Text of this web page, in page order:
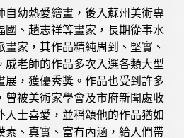
自幼熱愛繪畫，後入蘇州美術專
國、趙志祥等畫家，長期從事水
家，其作品精純周到、堅實、
戚老師的作品多次入選各類大型
展，獲優秀獎。作品也受到許多
曾被美術家學會及市府新聞處收
人士喜愛，並稱頌他的作品猶如
素、真實、富有內涵，給人們帶